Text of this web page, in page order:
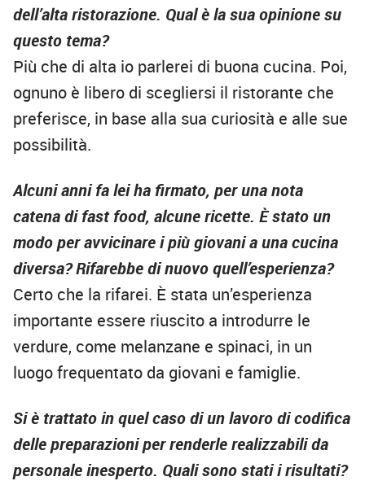
dell’alta ristorazione. Qual è la sua opinione su
questo tema?
Più che di alta io parlerei di buona cucina. Poi,
ognuno è libero di scegliersi il ristorante che
preferisce, in base alla sua curiosità e alle sue
possibilità.
Alcuni anni fa lei ha firmato, per una nota
catena di fast food, alcune ricette. È stato un
modo per avvicinare i più giovani a una cucina
diversa? Rifarebbe di nuovo quell’esperienza?
Certo che la rifarei. È stata un’esperienza
importante essere riuscito a introdurre le
verdure, come melanzane e spinaci, in un
luogo frequentato da giovani e famiglie.
Si è trattato in quel caso di un lavoro di codifica
delle preparazioni per renderle realizzabili da
personale inesperto. Quali sono stati i risultati?